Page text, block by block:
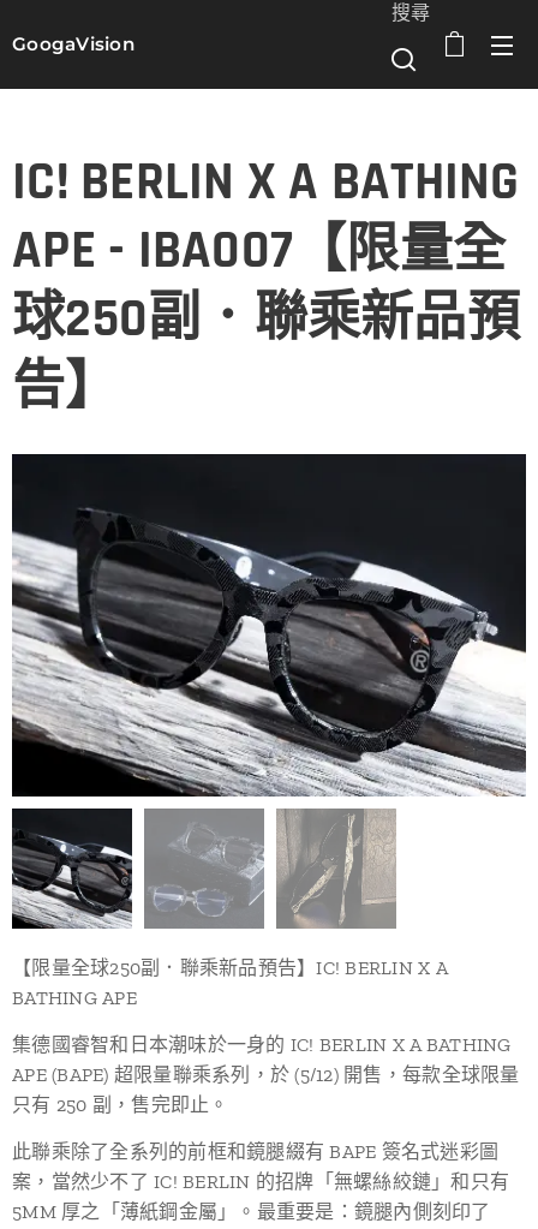
GoogaVision
搜尋
IC! BERLIN X A BATHING
APE - IBA007【限量全
球250副．聯乘新品預
告】
【限量全球250副．聯乘新品預告】IC! BERLIN X A
BATHING APE
集德國睿智和日本潮味於一身的 IC! BERLIN X A BATHING
APE (BAPE) 超限量聯乘系列，於 (5/12) 開售，每款全球限量
只有 250 副，售完即止。
此聯乘除了全系列的前框和鏡腿綴有 BAPE 簽名式迷彩圖
案，當然少不了 IC! BERLIN 的招牌「無螺絲絞鏈」和只有
5MM 厚之「薄紙鋼金屬」。最重要是：鏡腿內側刻印了